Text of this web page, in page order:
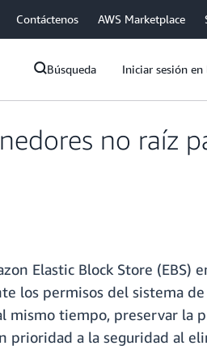
Contáctenos AWS Marketplace
Búsqueda Iniciar sesión en
no raíz
Elastic Block Store (EBS)
los permisos del sistema
mismo tiempo, preservar la
prioridad a la seguridad al